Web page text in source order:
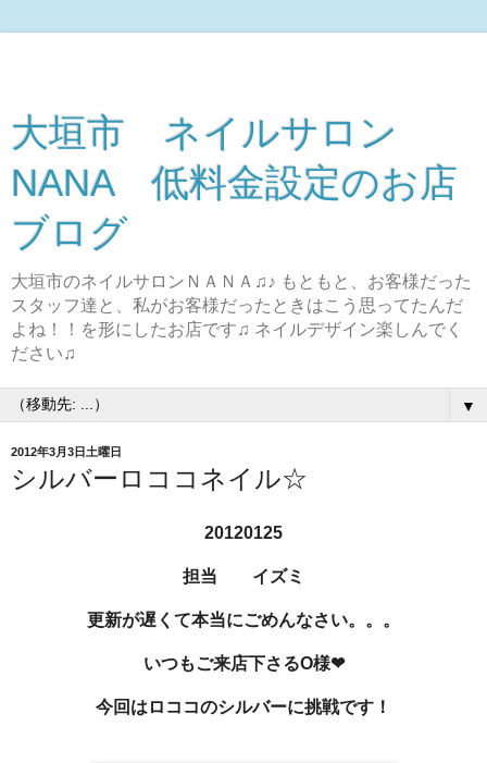
大垣市 ネイルサロン
NANA 低料金設定のお店
ブログ
大垣市のネイルサロンＮＡＮＡ♫♪ もともと、お客様だった
スタッフ達と、私がお客様だったときはこう思ってたんだ
よね！！を形にしたお店です♫ ネイルデザイン楽しんでく
ださい♫
▼
2012年3月3日土曜日
シルバーロココネイル☆
20120125
担当 イズミ
更新が遅くて本当にごめんなさい。。。
いつもご来店下さるO様❤
今回はロココのシルバーに挑戦です！